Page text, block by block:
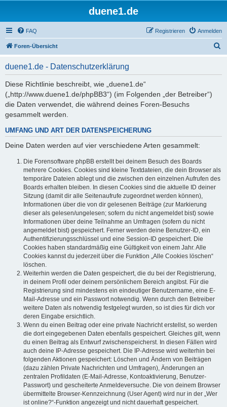
duene1.de
FAQ Anmelden
Registrieren
Foren-Übersicht
duene1.de - Datenschutzerklärung
Diese Richtlinie beschreibt, wie „duene1.de“
(„http://www.duene1.de/phpBB3“) (im Folgenden „der Betreiber“)
die Daten verwendet, die während deines Foren-Besuchs
gesammelt werden.
UMFANG UND ART DER DATENSPEICHERUNG
Deine Daten werden auf vier verschiedene Arten gesammelt:
Die Forensoftware phpBB erstellt bei deinem Besuch des Boards
mehrere Cookies. Cookies sind kleine Textdateien, die dein Browser als
temporäre Dateien ablegt und die zwischen den einzelnen Aufrufen des
Boards erhalten bleiben. In diesen Cookies sind die aktuelle ID deiner
Sitzung (damit dir alle Seitenaufrufe zugeordnet werden können),
Informationen über die von dir gelesenen Beiträge (zur Markierung
dieser als gelesen/ungelesen; sofern du nicht angemeldet bist) sowie
Informationen über deine Teilnahme an Umfragen (sofern du nicht
angemeldet bist) gespeichert. Ferner werden deine Benutzer-ID, ein
Authentifizierungsschlüssel und eine Session-ID gespeichert. Die
Cookies haben standardmäßig eine Gültigkeit von einem Jahr. Alle
Cookies kannst du jederzeit über die Funktion „Alle Cookies löschen“
löschen.
Weiterhin werden die Daten gespeichert, die du bei der Registrierung,
in deinem Profil oder deinem persönlichem Bereich angibst. Für die
Registrierung sind mindestens ein eindeutiger Benutzername, eine E-
Mail-Adresse und ein Passwort notwendig. Wenn durch den Betreiber
weitere Daten als notwendig festgelegt wurden, so ist dies für dich vor
deren Eingabe ersichtlich.
Wenn du einen Beitrag oder eine private Nachricht erstellst, so werden
die dort eingegebenen Daten ebenfalls gespeichert. Gleiches gilt, wenn
du einen Beitrag als Entwurf zwischenspeicherst. In diesen Fällen wird
auch deine IP-Adresse gespeichert. Die IP-Adresse wird weiterhin bei
folgenden Aktionen gespeichert: Löschen und Ändern von Beiträgen
(dazu zählen Private Nachrichten und Umfragen), Änderungen an
zentralen Profildaten (E-Mail-Adresse, Kontoaktivierung, Benutzer-
Passwort) und gescheiterte Anmeldeversuche. Die von deinem Browser
übermittelte Browser-Kennzeichnung (User Agent) wird nur in der „Wer
ist online?“-Funktion angezeigt und nicht dauerhaft gespeichert.